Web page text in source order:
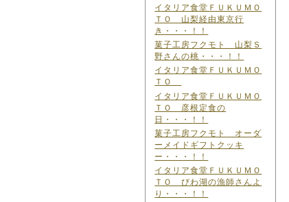
イタリア食堂ＦＵＫＵＭＯ
ＴＯ 山梨経由東京行
き・・・！！
菓子工房フクモト 山梨Ｓ
野さんの桃・・・！！
イタリア食堂ＦＵＫＵＭＯ
ＴＯ
イタリア食堂ＦＵＫＵＭＯ
ＴＯ 彦根定食の
日・・・！！
菓子工房フクモト オーダ
ーメイドギフトクッキ
ー・・・！！
イタリア食堂ＦＵＫＵＭＯ
ＴＯ びわ湖の漁師さんよ
り・・・！！